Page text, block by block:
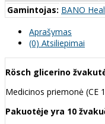
Gamintojas: BANO
Aprašymas
(0) Atsiliepimai
Rösch glicerino
Medicinos priemonė (CE
Pakuotėje yra 10